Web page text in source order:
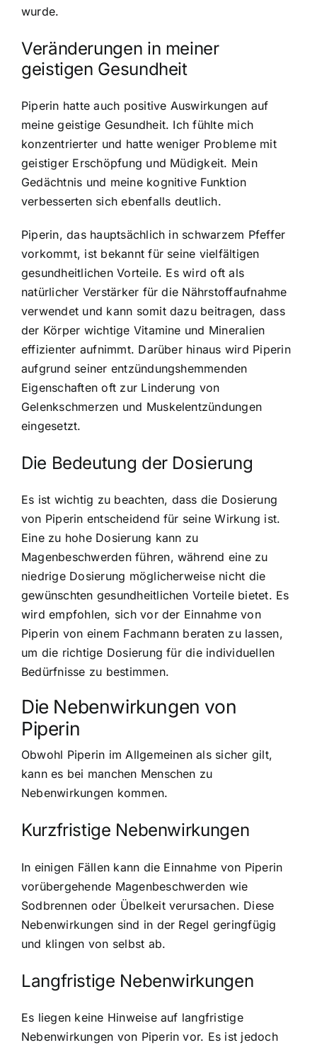
wurde.
Veränderungen in meiner
geistigen Gesundheit
Piperin hatte auch positive Auswirkungen auf
meine geistige Gesundheit. Ich fühlte mich
konzentrierter und hatte weniger Probleme mit
geistiger Erschöpfung und Müdigkeit. Mein
Gedächtnis und meine kognitive Funktion
verbesserten sich ebenfalls deutlich.
Piperin, das hauptsächlich in schwarzem Pfeffer
vorkommt, ist bekannt für seine vielfältigen
gesundheitlichen Vorteile. Es wird oft als
natürlicher Verstärker für die Nährstoffaufnahme
verwendet und kann somit dazu beitragen, dass
der Körper wichtige Vitamine und Mineralien
effizienter aufnimmt. Darüber hinaus wird Piperin
aufgrund seiner entzündungshemmenden
Eigenschaften oft zur Linderung von
Gelenkschmerzen und Muskelentzündungen
eingesetzt.
Die Bedeutung der Dosierung
Es ist wichtig zu beachten, dass die Dosierung
von Piperin entscheidend für seine Wirkung ist.
Eine zu hohe Dosierung kann zu
Magenbeschwerden führen, während eine zu
niedrige Dosierung möglicherweise nicht die
gewünschten gesundheitlichen Vorteile bietet. Es
wird empfohlen, sich vor der Einnahme von
Piperin von einem Fachmann beraten zu lassen,
um die richtige Dosierung für die individuellen
Bedürfnisse zu bestimmen.
Die Nebenwirkungen von
Piperin
Obwohl Piperin im Allgemeinen als sicher gilt,
kann es bei manchen Menschen zu
Nebenwirkungen kommen.
Kurzfristige Nebenwirkungen
In einigen Fällen kann die Einnahme von Piperin
vorübergehende Magenbeschwerden wie
Sodbrennen oder Übelkeit verursachen. Diese
Nebenwirkungen sind in der Regel geringfügig
und klingen von selbst ab.
Langfristige Nebenwirkungen
Es liegen keine Hinweise auf langfristige
Nebenwirkungen von Piperin vor. Es ist jedoch